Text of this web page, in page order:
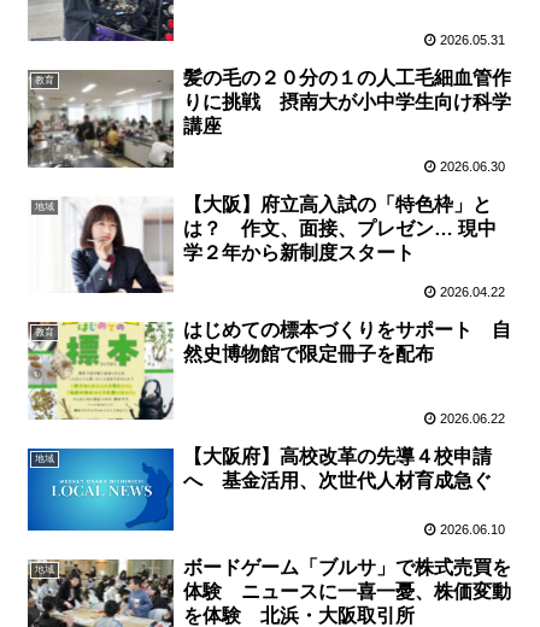
2026.05.31
教育
髪の毛の２０分の１の人工毛細血管作
りに挑戦 摂南大が小中学生向け科学
講座
2026.06.30
地域
【大阪】府立高入試の「特色枠」と
は？ 作文、面接、プレゼン… 現中
学２年から新制度スタート
2026.04.22
教育
はじめての標本づくりをサポート 自
然史博物館で限定冊子を配布
2026.06.22
地域
【大阪府】高校改革の先導４校申請
へ 基金活用、次世代人材育成急ぐ
2026.06.10
地域
ボードゲーム「ブルサ」で株式売買を
体験 ニュースに一喜一憂、株価変動
を体験 北浜・大阪取引所